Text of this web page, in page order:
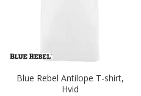
Blue Rebel Antilope T-shirt,
Hvid